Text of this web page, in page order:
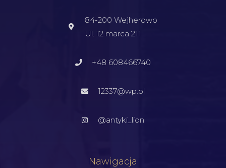
84-200 Wejherowo
Ul. 12 marca 211
+48 608466740
12337@wp.pl
@antyki_lion
Nawigacja